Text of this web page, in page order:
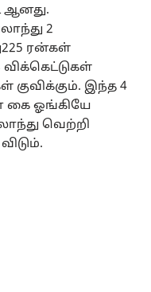
ஆனது.
2
ரன்கள்
குவிக்கும். இந்த 4
கை ஓங்கியே
வெற்றி